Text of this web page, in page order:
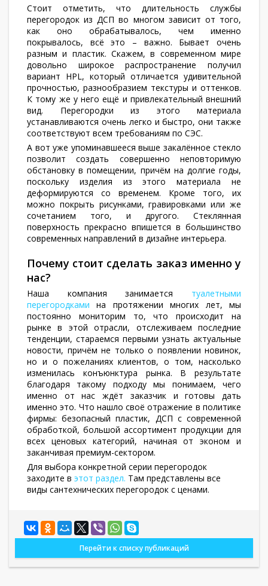
Стоит отметить, что длительность службы
перегородок из ДСП во многом зависит от того,
как оно обрабатывалось, чем именно
покрывалось, всё это – важно. Бывает очень
разным и пластик. Скажем, в современном мире
довольно широкое распространение получил
вариант HPL, который отличается удивительной
прочностью, разнообразием текстуры и оттенков.
К тому же у него ещё и привлекательный внешний
вид. Перегородки из этого материала
устанавливаются очень легко и быстро, они также
соответствуют всем требованиям по СЭС.
А вот уже упоминавшееся выше закалённое стекло
позволит создать совершенно неповторимую
обстановку в помещении, причём на долгие годы,
поскольку изделия из этого материала не
деформируются со временем. Кроме того, их
можно покрыть рисунками, гравировками или же
сочетанием того, и другого. Стеклянная
поверхность прекрасно впишется в большинство
современных направлений в дизайне интерьера.
Почему стоит сделать заказ именно у
нас?
Наша компания занимается туалетными
перегородками на протяжении многих лет, мы
постоянно мониторим то, что происходит на
рынке в этой отрасли, отслеживаем последние
тенденции, стараемся первыми узнать актуальные
новости, причём не только о появлении новинок,
но и о пожеланиях клиентов, о том, насколько
изменилась конъюнктура рынка. В результате
благодаря такому подходу мы понимаем, чего
именно от нас ждёт заказчик и готовы дать
именно это. Что нашло своё отражение в политике
фирмы: безопасный пластик, ДСП с современной
обработкой, большой ассортимент продукции для
всех ценовых категорий, начиная от эконом и
заканчивая премиум-сектором.
Для выбора конкретной серии перегородок
заходите в этот раздел. Там представлены все
виды сантехнических перегородок с ценами.
Перейти к списку публикаций